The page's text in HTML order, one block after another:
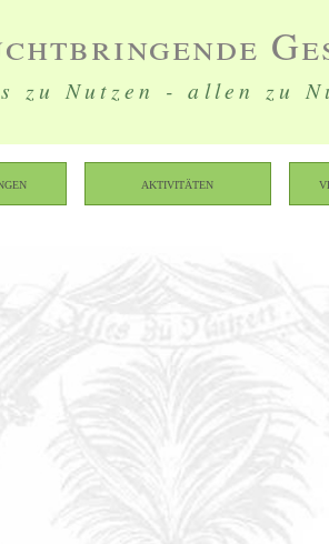
zu Nutzen - allen zu
Aktivitäten